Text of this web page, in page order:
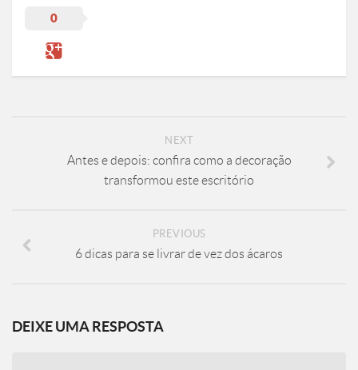
0
NEXT
Antes e depois: confira como a decoração
transformou este escritório
PREVIOUS
6 dicas para se livrar de vez dos ácaros
DEIXE UMA RESPOSTA